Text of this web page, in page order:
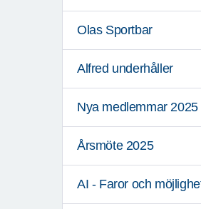
Olas Sportbar
Alfred underhåller
Nya medlemmar 2025
Årsmöte 2025
AI - Faror och